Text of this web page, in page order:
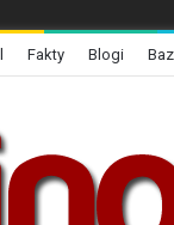
Fakty Blogi